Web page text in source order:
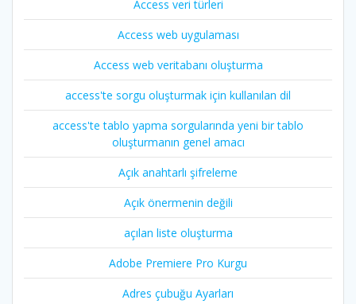
Access veri türleri
Access web uygulaması
Access web veritabanı oluşturma
access'te sorgu oluşturmak için kullanılan dil
access'te tablo yapma sorgularında yeni bir tablo
oluşturmanın genel amacı
Açık anahtarlı şifreleme
Açık önermenin değili
açılan liste oluşturma
Adobe Premiere Pro Kurgu
Adres çubuğu Ayarları